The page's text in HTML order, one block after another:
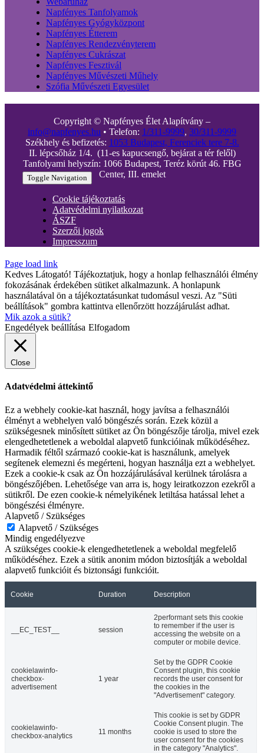
Napfényes Tanfolyamok
Napfényes Gyógyközpont
Napfényes Étterem
Napfényes Rendezvényterem
Napfényes Cukrászat
Napfényes Fesztivál
Napfényes Művészeti Műhely
Szófia Művészeti Egyesület
Copyright © Napfényes Élet Alapítvány –
info@napfenyes.hu • Telefon: 1/311-9999, 30/311-9999
Székhely és befizetés: 1053 Budapest, Ferenciek tere 7-8.
II. lépcsőház 1/4. (11-es kapucsengő, bejárat a tér felől)
Tanfolyami helyszín: 1066 Budapest, Teréz körút 46. FBG
Center, III. emelet
Toggle Navigation
Cookie tájékoztatás
Adatvédelmi nyilatkozat
ÁSZF
Szerzői jogok
Impresszum
Page load link
Kedves Látogató! Tájékoztatjuk, hogy a honlap felhasználói élmény
fokozásának érdekében sütiket alkalmazunk. A honlapunk
használatával ön a tájékoztatásunkat tudomásul veszi. Az "Süti
beállítások" gombra kattintva ellenőrzött hozzájárulást adhat.
Mik azok a sütik?
Engedélyek beállítása Elfogadom
Close
Adatvédelmi áttekintő
Ez a webhely cookie-kat használ, hogy javítsa a felhasználói
élményt a webhelyen való böngészés során. Ezek közül a
szükségesnek minősített sütiket az Ön böngészője tárolja, mivel ezek
elengedhetetlenek a weboldal alapvető funkcióinak működéséhez.
Harmadik féltől származó cookie-kat is használunk, amelyek
segítenek elemezni és megérteni, hogyan használja ezt a webhelyet.
Ezek a cookie-k csak az Ön hozzájárulásával kerülnek tárolásra a
böngészőjében. Lehetősége van arra is, hogy leiratkozzon ezekről a
sütikről. De ezen cookie-k némelyikének letiltása hatással lehet a
böngészési élményre.
Alapvető / Szükséges
Alapvető / Szükséges
Mindig engedélyezve
A szükséges cookie-k elengedhetetlenek a weboldal megfelelő
működéséhez. Ezek a sütik anonim módon biztosítják a weboldal
alapvető funkcióit és biztonsági funkcióit.
Cookie Duration Description
__EC_TEST__ session
2performant sets this cookie
to remember if the user is
accessing the website on a
computer or mobile device.
cookielawinfo-
checkbox-
advertisement
1 year
Set by the GDPR Cookie
Consent plugin, this cookie
records the user consent for
the cookies in the
"Advertisement" category.
cookielawinfo-
checkbox-analytics
11 months
This cookie is set by GDPR
Cookie Consent plugin. The
cookie is used to store the
user consent for the cookies
in the category "Analytics".